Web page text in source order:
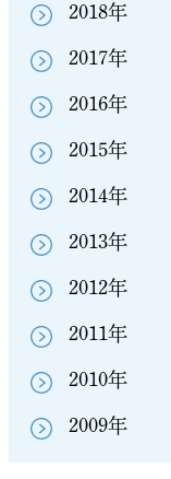
2018年
2017年
2016年
2015年
2014年
2013年
2012年
2011年
2010年
2009年